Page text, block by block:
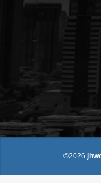
©2026